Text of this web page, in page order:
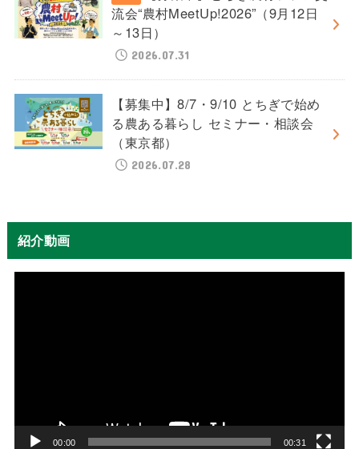
流会“農村MeetUp!2026”（9月12日
～13日）
2026.07.31
【募集中】8/7・9/10 とちぎで始め
る農ある暮らし セミナー・相談会
（東京都）
2026.07.28
紹介動画
ー
00:00 00:31